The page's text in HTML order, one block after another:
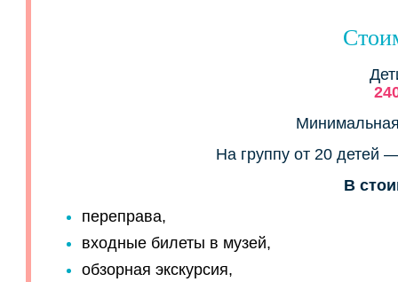
На группу от 20 детей
В
переправа,
входные билеты в музей,
обзорная экскурсия,